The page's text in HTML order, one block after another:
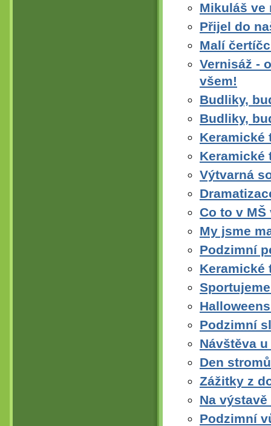
Mikuláš ve
Přijel do
Malí
Vernisáž -
všem!
Budliky,
Budliky,
Keramické
Keramické
Výtvarná
Co to v
My jsme
Podzimní
Keramické
Podzimní
Návštěva
Den stromů
Zážitky z
Na
Podzimní